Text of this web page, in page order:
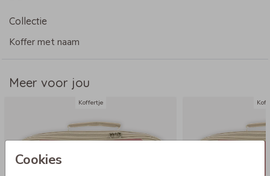
Cookies
- Materiaal: stevig canvas, waterafstotend
- Rits kan rondom open
- Kies uit heel veel printjes, kleuren en lettertypes
Collectie
Koffer met naam
Meer voor jou
Koffertje